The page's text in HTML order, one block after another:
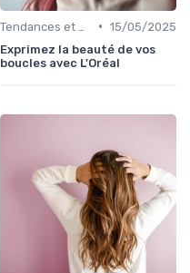
• 15/05/2025
Exprimez la beauté de vos
boucles avec L'Oréal